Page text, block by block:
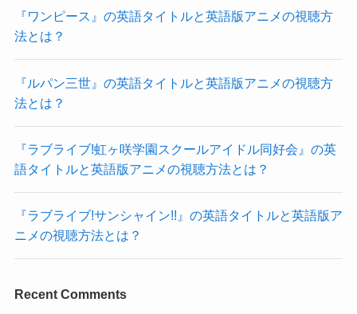
『ワンピース』の英語タイトルと英語版アニメの視聴方
法とは？
『ルパン三世』の英語タイトルと英語版アニメの視聴方
法とは？
『ラブライブ!虹ヶ咲学園スクールアイドル同好会』の英
語タイトルと英語版アニメの視聴方法とは？
『ラブライブ!サンシャイン!!』の英語タイトルと英語版ア
ニメの視聴方法とは？
Recent Comments